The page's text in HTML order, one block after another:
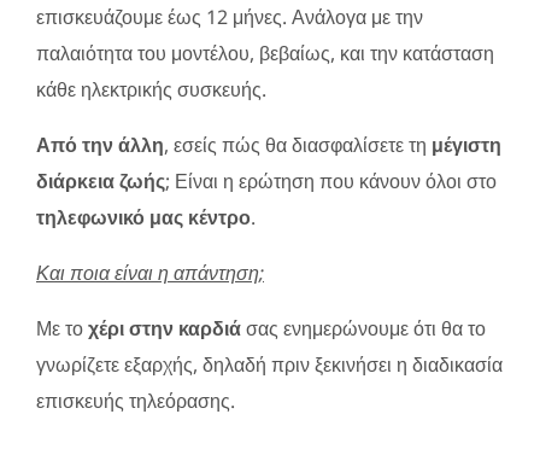
επισκευάζουμε έως 12 μήνες. Ανάλογα με την
παλαιότητα του μοντέλου, βεβαίως, και την κατάσταση
κάθε ηλεκτρικής συσκευής.
Από την άλλη, εσείς πώς θα διασφαλίσετε τη μέγιστη
διάρκεια ζωής; Είναι η ερώτηση που κάνουν όλοι στο
τηλεφωνικό μας κέντρο.
Και ποια είναι η απάντηση;
Με τοχέρι στην καρδιάσας ενημερώνουμε ότι θα το
γνωρίζετε εξαρχής, δηλαδή πριν ξεκινήσει η διαδικασία
επισκευής τηλεόρασης.